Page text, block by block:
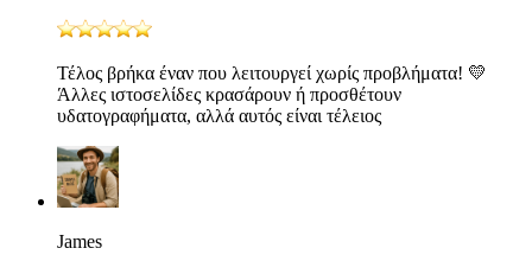
Τέλος βρήκα έναν που λειτουργεί χωρίς προβλήματα! 💛
Άλλες ιστοσελίδες κρασάρουν ή προσθέτουν
υδατογραφήματα, αλλά αυτός είναι τέλειος
James